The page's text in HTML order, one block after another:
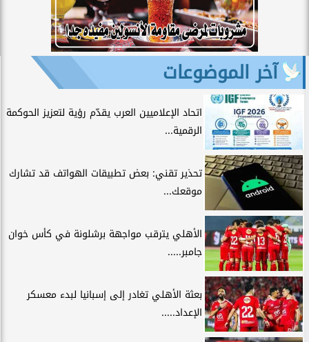
آخر الموضوعات
اتحاد الإعلاميين العرب يقدّم رؤية لتعزيز الحوكمة
الرقمية...
تحذير تقني: بعض تطبيقات الهواتف قد تشارك
موقعك...
الأهلي يترقب مواجهة برشلونة في كأس خوان
جامبر.....
بعثة الأهلي تغادر إلى إسبانيا لبدء معسكر
الإعداد.....